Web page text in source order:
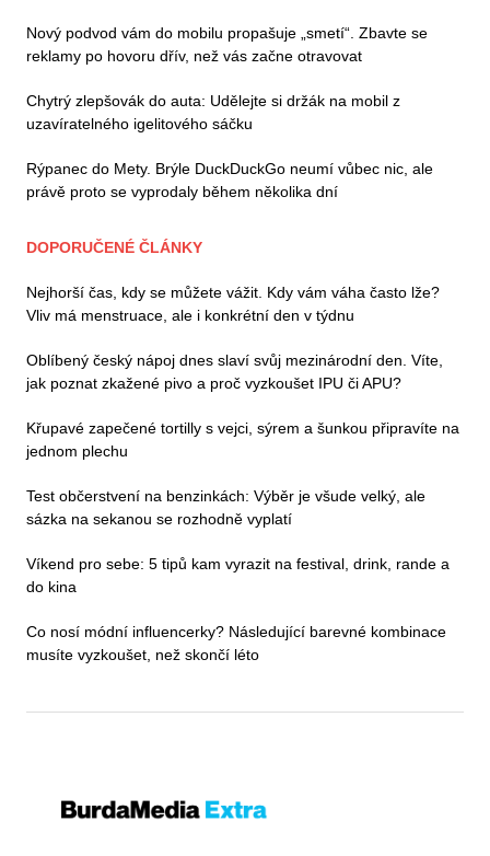
Nový podvod vám do mobilu propašuje „smetí“. Zbavte se
reklamy po hovoru dřív, než vás začne otravovat
Chytrý zlepšovák do auta: Udělejte si držák na mobil z
uzavíratelného igelitového sáčku
Rýpanec do Mety. Brýle DuckDuckGo neumí vůbec nic, ale
právě proto se vyprodaly během několika dní
DOPORUČENÉ ČLÁNKY
Nejhorší čas, kdy se můžete vážit. Kdy vám váha často lže?
Vliv má menstruace, ale i konkrétní den v týdnu
Oblíbený český nápoj dnes slaví svůj mezinárodní den. Víte,
jak poznat zkažené pivo a proč vyzkoušet IPU či APU?
Křupavé zapečené tortilly s vejci, sýrem a šunkou připravíte na
jednom plechu
Test občerstvení na benzinkách: Výběr je všude velký, ale
sázka na sekanou se rozhodně vyplatí
Víkend pro sebe: 5 tipů kam vyrazit na festival, drink, rande a
do kina
Co nosí módní influencerky? Následující barevné kombinace
musíte vyzkoušet, než skončí léto